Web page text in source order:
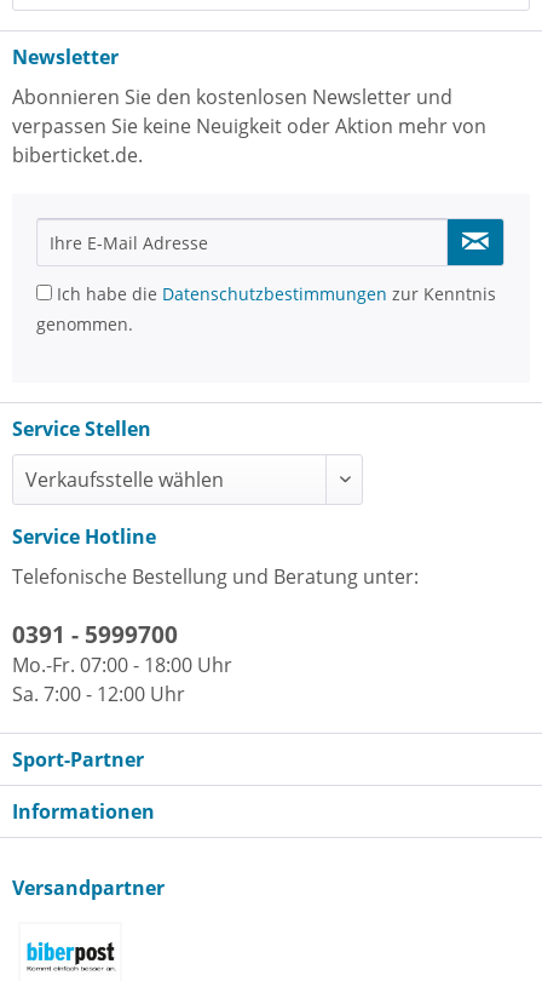
Newsletter
Abonnieren Sie den kostenlosen Newsletter und
verpassen Sie keine Neuigkeit oder Aktion mehr von
biberticket.de.
Ich habe die Datenschutzbestimmungen zur Kenntnis
genommen.
Service Stellen
Service Hotline
Telefonische Bestellung und Beratung unter:
0391 - 5999700
Mo.-Fr. 07:00 - 18:00 Uhr
Sa. 7:00 - 12:00 Uhr
Sport-Partner
Informationen
Versandpartner